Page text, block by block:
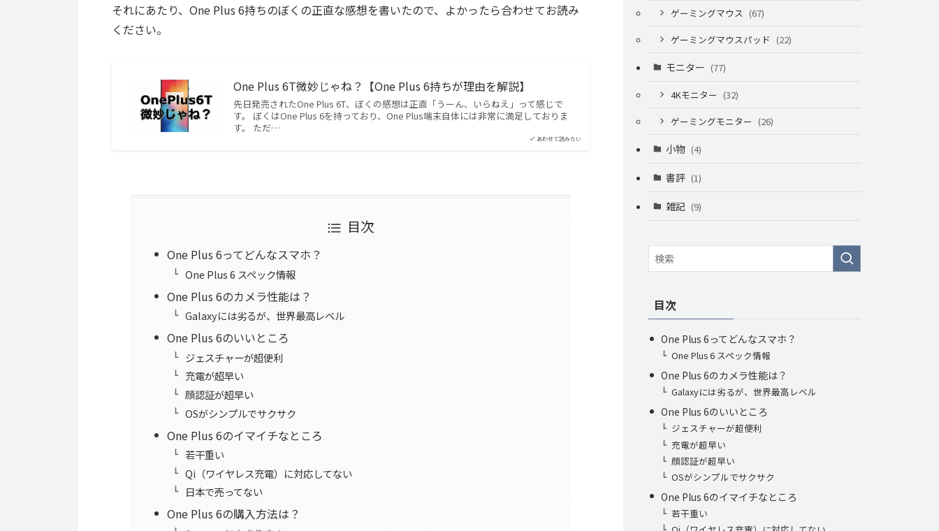
それにあたり、One Plus 6持ちのぼくの正直な感想を書いたので、よかったら合わせてお読み
ください。
あわせて読みたい
One Plus 6T微妙じゃね？【One Plus 6持ちが理由を解説】
先日発売されたOne Plus 6T、ぼくの感想は正直「うーん、いらねえ」って感じで
す。 ぼくはOne Plus 6を持っており、One Plus端末自体には非常に満足しておりま
す。 ただ…
目次
One Plus 6ってどんなスマホ？
One Plus 6 スペック情報
One Plus 6のカメラ性能は？
Galaxyには劣るが、世界最高レベル
One Plus 6のいいところ
ジェスチャーが超便利
充電が超早い
顔認証が超早い
OSがシンプルでサクサク
One Plus 6のイマイチなところ
若干重い
Qi（ワイヤレス充電）に対応してない
日本で売ってない
One Plus 6の購入方法は？
ゲーミングマウス (67)
ゲーミングマウスパッド (22)
モニター (77)
4Kモニター (32)
ゲーミングモニター (26)
小物 (4)
書評 (1)
雑記 (9)
目次
One Plus 6ってどんなスマホ？
One Plus 6 スペック情報
One Plus 6のカメラ性能は？
Galaxyには劣るが、世界最高レベル
One Plus 6のいいところ
ジェスチャーが超便利
充電が超早い
顔認証が超早い
OSがシンプルでサクサク
One Plus 6のイマイチなところ
若干重い